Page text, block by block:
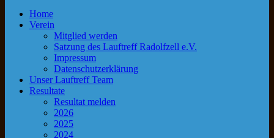
Home
Verein
Mitglied werden
Satzung des Lauftreff Radolfzell e.V.
Impressum
Datenschutzerklärung
Unser Lauftreff Team
Resultate
Resultat melden
2026
2025
2024